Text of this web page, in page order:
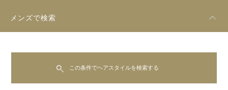
メンズで検索
この条件でヘアスタイルを検索する